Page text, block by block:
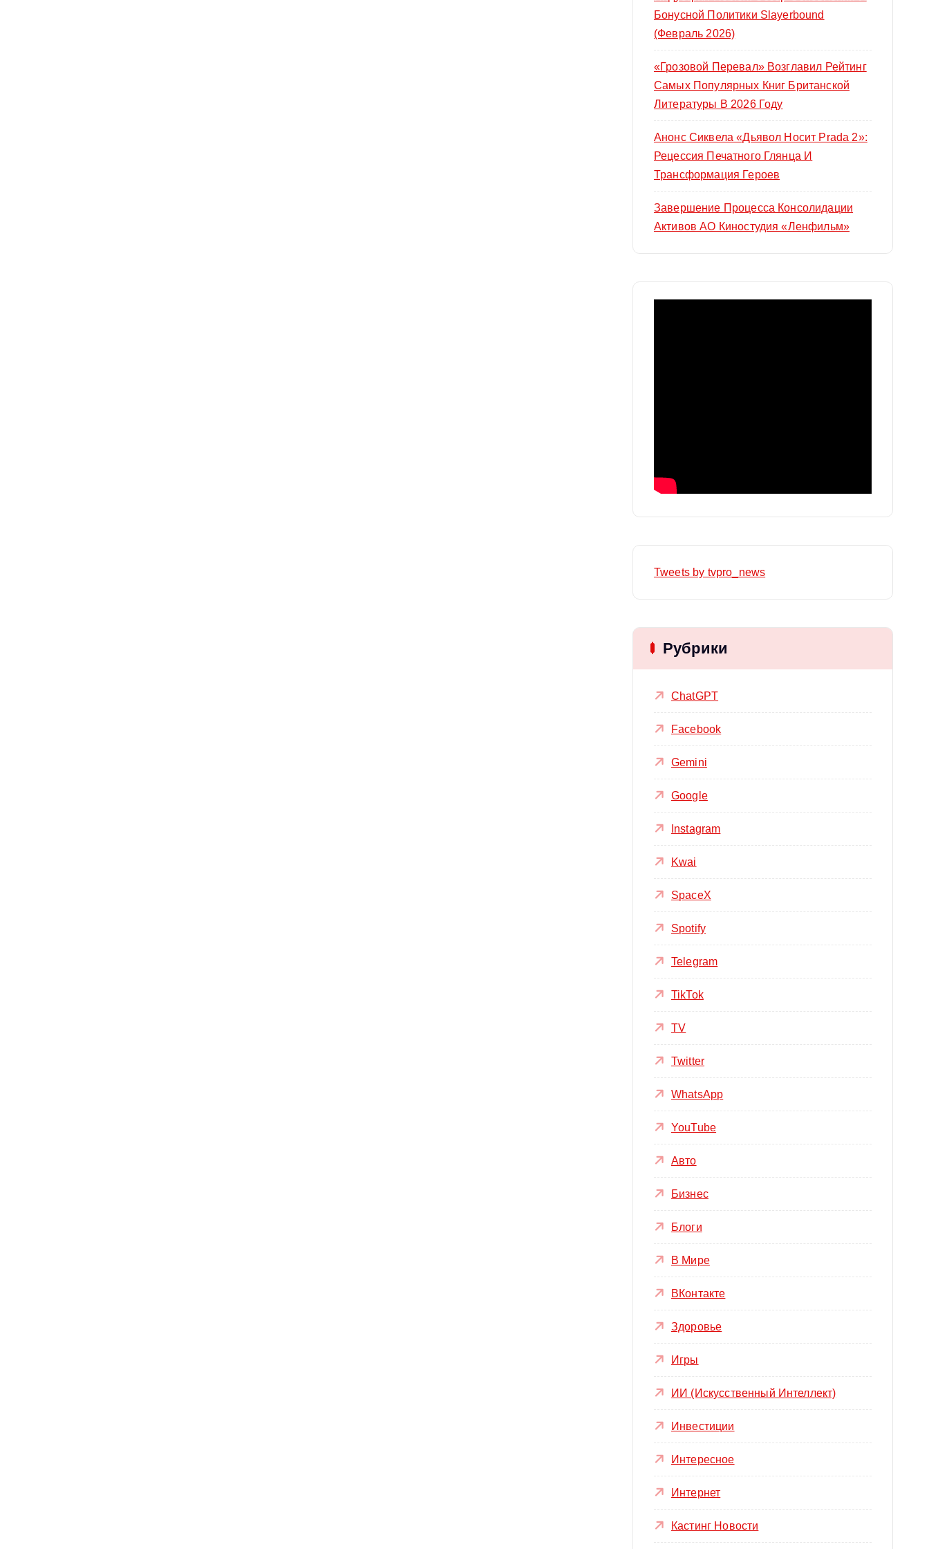
Бонусной Политики Slayerbound
(февраль 2026)
«Грозовой Перевал» Возглавил Рейтинг
Самых Популярных Книг Британской
Литературы В 2026 Году
Анонс Сиквела «Дьявол Носит Prada 2»:
Рецессия Печатного Глянца И
Трансформация Героев
Завершение Процесса Консолидации
Активов АО Киностудия «Ленфильм»
Tweets by tvpro_news
Рубрики
ChatGPT
Facebook
Gemini
Google
Instagram
Kwai
SpaceX
Spotify
Telegram
TikTok
TV
Twitter
WhatsApp
YouTube
Авто
Бизнес
Блоги
В Мире
ВКонтакте
Здоровье
Игры
ИИ (Искусственный Интеллект)
Инвестиции
Интересное
Интернет
Кастинг Новости